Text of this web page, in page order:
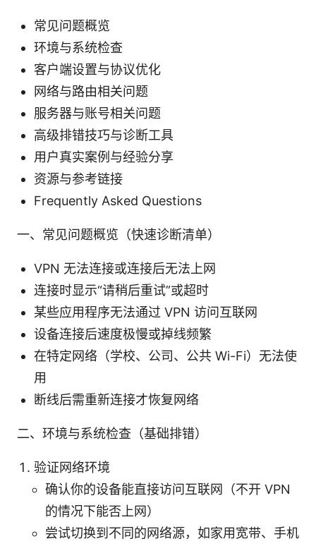
常见问题概览
环境与系统检查
客户端设置与协议优化
网络与路由相关问题
服务器与账号相关问题
高级排错技巧与诊断工具
用户真实案例与经验分享
资源与参考链接
Frequently Asked Questions
一、常见问题概览（快速诊断清单）
VPN 无法连接或连接后无法上网
连接时显示“请稍后重试”或超时
某些应用程序无法通过 VPN 访问互联网
设备连接后速度极慢或掉线频繁
在特定网络（学校、公司、公共 Wi-Fi）无法使
用
断线后需重新连接才恢复网络
二、环境与系统检查（基础排错）
验证网络环境
确认你的设备能直接访问互联网（不开 VPN
的情况下能否上网）
尝试切换到不同的网络源，如家用宽带、手机